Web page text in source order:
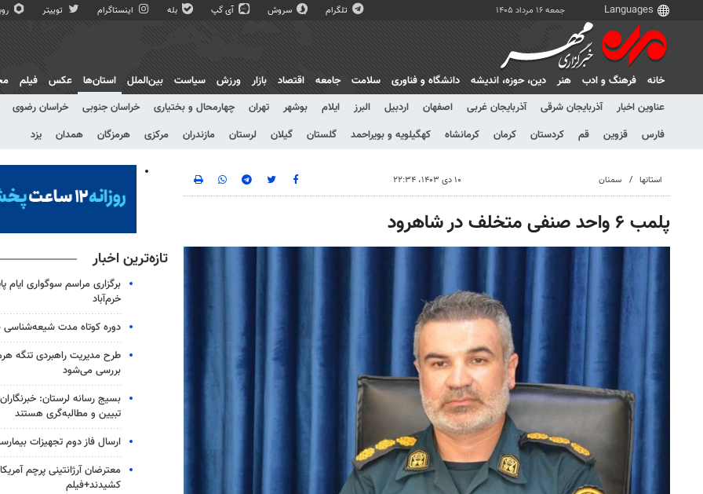
جمعه ۱۶ مرداد ۱۴۰۵ تلگرام سروش آی گپ بله اینستاگرام توییتر
خانه فرهنگ و ادب هنر دين، حوزه، انديشه دانشگاه و فناوری سلامت جامعه اقتصاد بازار ورزش سیاست بین‌الملل
استان‌ها
عناوین اخبار
آذربایجان شرقی آذربایجان غربی اصفهان اردبیل البرز ایلام بوشهر تهران چهارمحال و بختیاری خراسان جنوبی خراسان رضوی
فارس
قزوین قم کردستان کرمان کرمانشاه کهگیلویه و بویراحمد گلستان گیلان لرستان مازندران مرکزی هرمزگان همدان یزد
عکس فیلم
استانها سمنان ۱۰ دی ۱۴۰۳، ۲۲:۳۴
پلمب ۶ واحد صنفی متخلف در شاهرود
تازه‌ترین اخبار
برگزاری مراسم سوگواری ایام
خرم‌آباد
دوره کوتاه مدت شیعه‌شناسی
طرح مدیریت راهبردی تنگه
بررسی می‌شود
بسیج رسانه لرستان:
تبیین و مطالبه‌گری هستند
ارسال فاز دوم تجهیزات
معترضان آرژانتینی پرچم
کشیدند+فیلم